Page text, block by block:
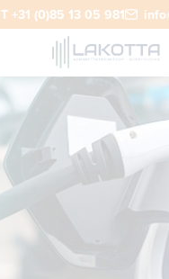
T +31 (0)85 13 05 981